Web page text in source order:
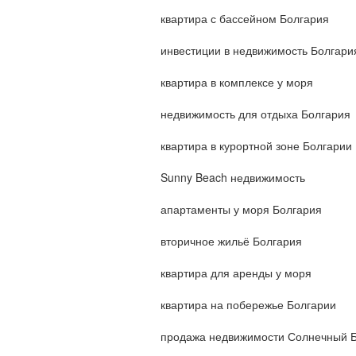
квартира с бассейном Болгария
инвестиции в недвижимость
квартира в комплексе у моря
недвижимость для отдыха Болгария
квартира в курортной зоне Болгарии
Sunny Beach недвижимость
апартаменты у моря Болгария
вторичное жильё Болгария
квартира для аренды у моря
квартира на побережье Болгарии
продажа недвижимости Солнечный